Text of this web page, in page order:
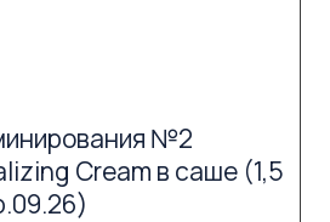
№2
Cream в саше (1,5